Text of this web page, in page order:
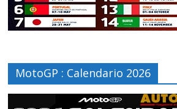
MotoGP : Calendario 2026